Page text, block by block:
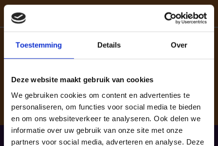
Toestemming Details Over
Deze website maakt gebruik van cookies
We gebruiken cookies om content en advertenties te
personaliseren, om functies voor social media te bieden
en om ons websiteverkeer te analyseren. Ook delen we
informatie over uw gebruik van onze site met onze
partners voor social media, adverteren en analyse. Deze
Korte succesverhalen
"Goede en betrouwbare therapeuten die precies weten